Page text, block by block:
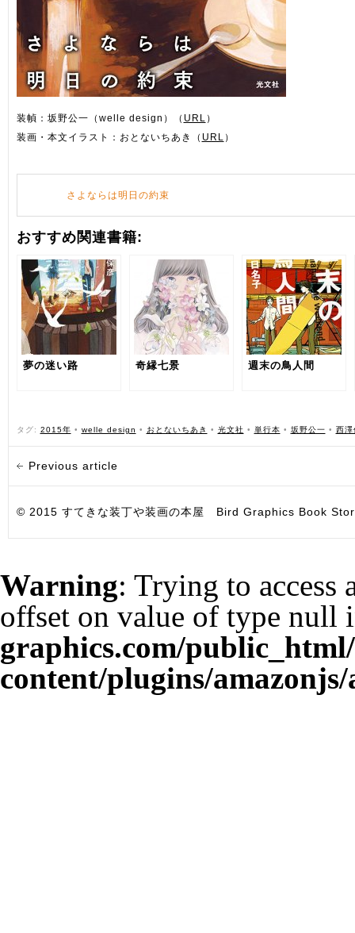
装幀：坂野公一（welle design）（ URL ）
装画・本文イラスト：おとないちあき（ URL ）
さよならは明日の約束
おすすめ関連書籍:
夢の迷い路 奇縁七景 週末の鳥人間
タグ: 2015年 • welle design • おとないちあき • 光文社 • 単行本 • 坂野公一 • 西澤
Previous article
© 2015 すてきな装丁や装画の本屋 Bird Graphics Book
Warning: Trying to access
offset on value of type null
graphics.com/
content/plugins/